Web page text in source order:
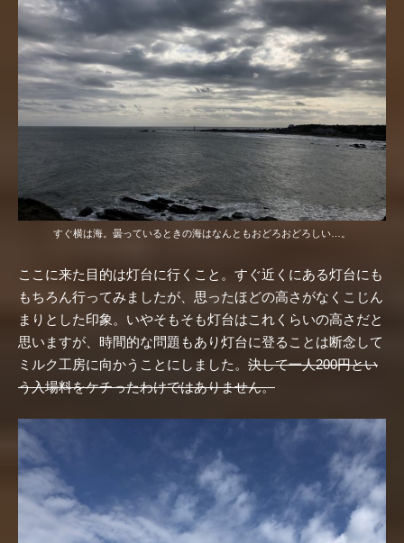
すぐ横は海。曇っているときの海はなんともおどろおどろしい…。
ここに来た目的は灯台に行くこと。すぐ近くにある灯台にも
もちろん行ってみましたが、思ったほどの高さがなくこじん
まりとした印象。いやそもそも灯台はこれくらいの高さだと
思いますが、時間的な問題もあり灯台に登ることは断念して
ミルク工房に向かうことにしました。 決して一人200円とい
う入場料をケチったわけではありません。